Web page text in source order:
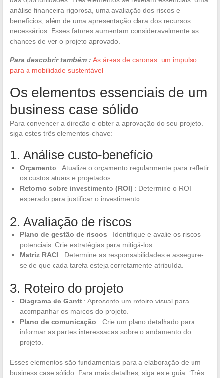
análise financeira rigorosa, uma avaliação dos riscos e
benefícios, além de uma apresentação clara dos recursos
necessários. Esses fatores aumentam consideravelmente as
chances de ver o projeto aprovado.
Para descobrir também : As áreas de caronas: um impulso
para a mobilidade sustentável
Os elementos essenciais de um
business case sólido
Para convencer a direção e obter a aprovação do seu projeto,
siga estes três elementos-chave:
1. Análise custo-benefício
Orçamento : Atualize o orçamento regularmente para refletir
os custos atuais e projetados.
Retorno sobre investimento (ROI) : Determine o ROI
esperado para justificar o investimento.
2. Avaliação de riscos
Plano de gestão de riscos : Identifique e avalie os riscos
potenciais. Crie estratégias para mitigá-los.
Matriz RACI : Determine as responsabilidades e assegure-
se de que cada tarefa esteja corretamente atribuída.
3. Roteiro do projeto
Diagrama de Gantt: Apresente um roteiro visual para
acompanhar os marcos do projeto.
Plano de comunicação : Crie um plano detalhado para
informar as partes interessadas sobre o andamento do
projeto.
Esses elementos são fundamentais para a elaboração de um
business case sólido. Para mais detalhes, siga este guia: ‘Três